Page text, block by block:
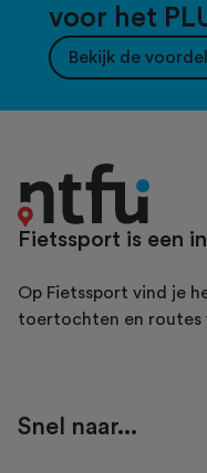
voor het
Bekijk de
Fietssport is een
Op Fietssport vind je
toertochten en routes
Snel naar...